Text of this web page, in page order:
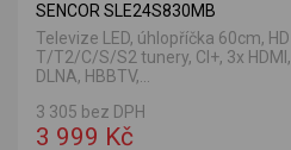
SENCOR SLE24S830MB
Televize LED, úhlopříčka 60cm,
T/T2/C/S/S2 tunery, Cl+, 3x
DLNA, HBBTV,...
3 305 bez DPH
3 999 Kč